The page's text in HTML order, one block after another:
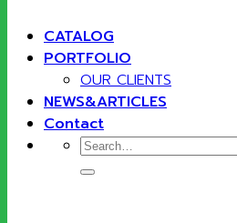
CATALOG
PORTFOLIO
OUR CLIENTS
NEWS&ARTICLES
Contact
Search
for: